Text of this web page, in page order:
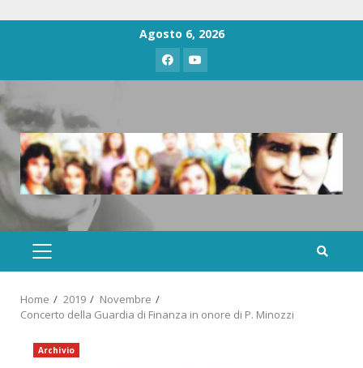
Agosto 6, 2026
Home 2019
Novembre
Concerto della Guardia di Finanza in onore di P. Minozzi
Archivio